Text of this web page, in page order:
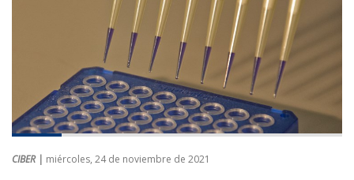
CIBER | miércoles, 24 de noviembre de 2021